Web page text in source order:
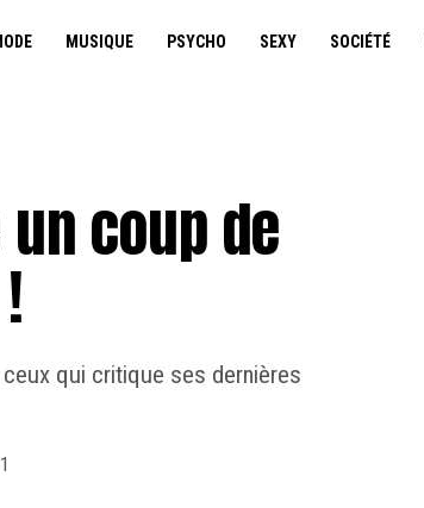
MUSIQUE PSYCHO SEXY SOCIÉTÉ
un coup de
ceux qui critique ses dernières